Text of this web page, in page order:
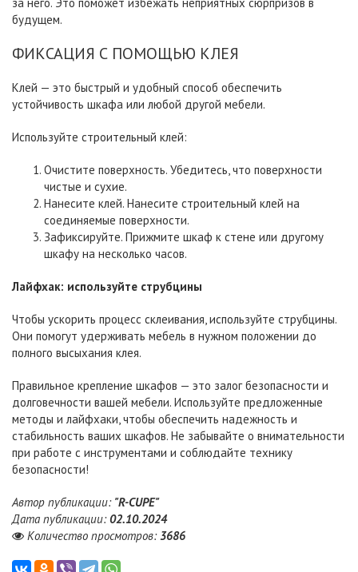
будущем.
ФИКСАЦИЯ С ПОМОЩЬЮ КЛЕЯ
Клей — это быстрый и удобный способ обеспечить
устойчивость шкафа или любой другой мебели.
Используйте строительный клей:
Очистите поверхность. Убедитесь, что поверхности
чистые и сухие.
Нанесите клей. Нанесите строительный клей на
соединяемые поверхности.
Зафиксируйте. Прижмите шкаф к стене или другому
шкафу на несколько часов.
Лайфхак: используйте струбцины
Чтобы ускорить процесс склеивания, используйте струбцины.
Они помогут удерживать мебель в нужном положении до
полного высыхания клея.
Правильное крепление шкафов — это залог безопасности и
долговечности вашей мебели. Используйте предложенные
методы и лайфхаки, чтобы обеспечить надежность и
стабильность ваших шкафов. Не забывайте о внимательности
при работе с инструментами и соблюдайте технику
безопасности!
Автор публикации: "R-CUPE"
Дата публикации:02.10.2024
Количество просмотров: 3686